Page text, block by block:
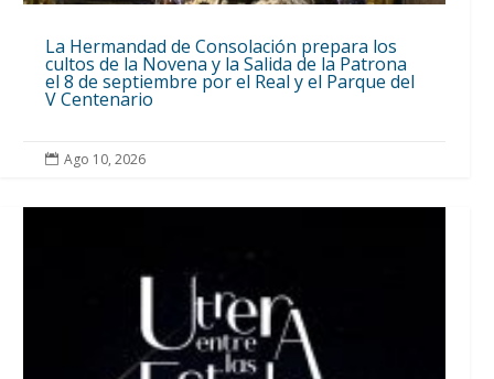
La Hermandad de Consolación prepara los
cultos de la Novena y la Salida de la Patrona
el 8 de septiembre por el Real y el Parque del
V Centenario
 Ago 10, 2026